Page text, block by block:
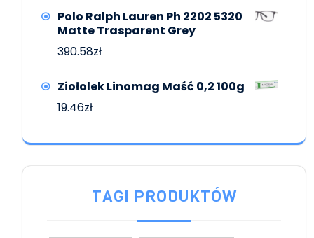
Polo Ralph Lauren Ph 2202 5320
Matte Trasparent Grey
390.58zł
Ziołolek Linomag Maść 0,2 100g
19.46zł
TAGI PRODUKTÓW